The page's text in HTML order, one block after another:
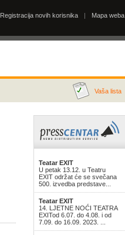
Registracija novih korisnika | Mapa weba
Vaša lista
Teatar EXIT
U petak 13.12. u Teatru
EXIT održat će se svečana
500. izvedba predstave...
Teatar EXIT
14. LJETNE NOĆI TEATRA
EXITod 6.07. do 4.08. i od
7.09. do 16.09. 2023. ...